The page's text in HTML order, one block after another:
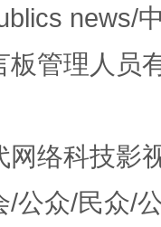
news/
板管理人员
网络科技影
/公众/民众/